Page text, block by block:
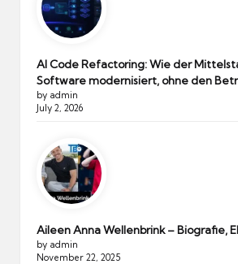
AI Code Refactoring: Wie der
Software modernisiert, ohne den
by admin
July 2, 2026
Aileen Anna Wellenbrink – Biografie,
by admin
November 22, 2025